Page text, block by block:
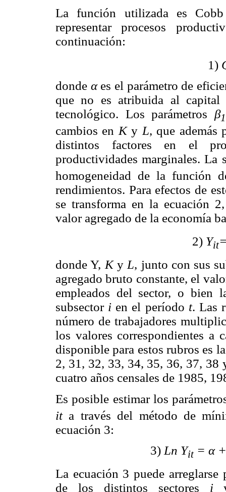
La función utilizada es Cobb
representar procesos
continuación:
1)
donde αes el parámetro de
que no es atribuida al
tecnológico. Los parámetros β1
cambios en Ky L, que además
distintos factores en el
productividades marginales. La
homogeneidad de la función
rendimientos. Para efectos de
se transforma en la ecuación
valor agregado de la economía
2) Yit
donde Y,KyL, junto con sus
agregado bruto constante, el
empleados del sector, o bien
subsector i en el período t. Las
número de trabajadores
los valores correspondientes a
disponible para estos rubros es
2, 31, 32, 33, 34, 35, 36, 37, 38
cuatro años censales de 1985,
Es posible estimar los
ita través del método de
ecuación 3:
3) Ln Yit= α
La ecuación 3 puede
de los distintos sectores iy